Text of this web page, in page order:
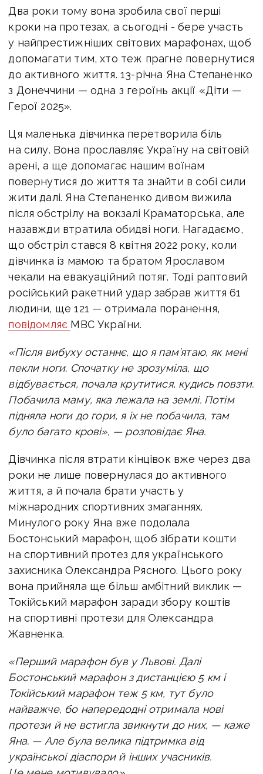
Два роки тому вона зробила свої перші
кроки на протезах, а сьогодні - бере участь
у найпрестижніших світових марафонах, щоб
допомагати тим, хто теж прагне повернутися
до активного життя. 13-річна Яна Степаненко
з Донеччини — одна з героїнь акції «Діти —
Герої 2025».
Ця маленька дівчинка перетворила біль
на силу. Вона прославляє Україну на світовій
арені, а ще допомагає нашим воїнам
повернутися до життя та знайти в собі сили
жити далі. Яна Степаненко дивом вижила
після обстрілу на вокзалі Краматорська, але
назавжди втратила обидві ноги. Нагадаємо,
що обстріл стався 8 квітня 2022 року, коли
дівчинка із мамою та братом Ярославом
чекали на евакуаційний потяг. Тоді раптовий
російський ракетний удар забрав життя 61
людини, ще 121 — отримала поранення,
повідомляє МВС України.
«Після вибуху останнє, що я пам’ятаю, як мені
пекли ноги. Спочатку не зрозуміла, що
відбувається, почала крутитися, кудись повзти.
Побачила маму, яка лежала на землі. Потім
підняла ноги до гори, я їх не побачила, там
було багато крові», — розповідає Яна.
Дівчинка після втрати кінцівок вже через два
роки не лише повернулася до активного
життя, а й почала брати участь у
міжнародних спортивних змаганнях.
Минулого року Яна вже подолала
Бостонський марафон, щоб зібрати кошти
на спортивний протез для українського
захисника Олександра Рясного. Цього року
вона прийняла ще більш амбітний виклик —
Токійський марафон заради збору коштів
на спортивні протези для Олександра
Жавненка.
«Перший марафон був у Львові. Далі
Бостонський марафон з дистанцією 5 км і
Токійський марафон теж 5 км, тут було
найважче, бо напередодні отримала нові
протези й не встигла звикнути до них, — каже
Яна. — Але була велика підтримка від
української діаспори й інших учасників.